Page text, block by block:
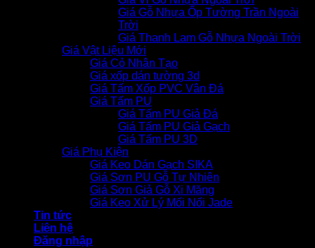
Giá Gỗ Nhựa Ốp Tường Trần Ngoài
Trời
Giá Thanh Lam Gỗ Nhựa Ngoài Trời
Giá Vật Liệu Mới
Giá Cỏ Nhân Tạo
Giá xốp dán tường 3d
Giá Tấm Xốp PVC Vân Đá
Giá Tấm PU
Giá Tấm PU Giả Đá
Giá Tấm PU Giả Gạch
Giá Tấm PU 3D
Giá Phụ Kiện
Giá Keo Dán Gạch SIKA
Giá Sơn PU Gỗ Tự Nhiên
Giá Sơn Giả Gỗ Xi Măng
Giá Keo Xử Lý Mối Nối Jade
Tin tức
Liên hệ
Đăng nhập